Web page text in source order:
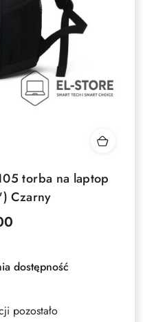
torba na laptop
Czarny
dostępność
pozostało